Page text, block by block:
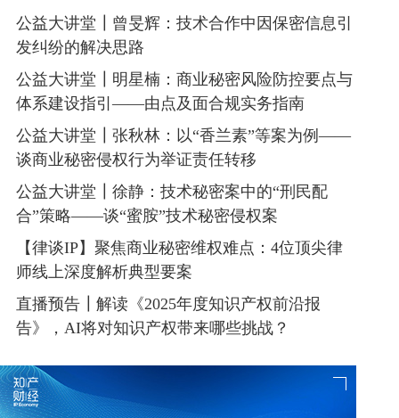
公益大讲堂┃曾旻辉：技术合作中因保密信息引
发纠纷的解决思路
公益大讲堂┃明星楠：商业秘密风险防控要点与
体系建设指引——由点及面合规实务指南
公益大讲堂┃张秋林：以“香兰素”等案为例——
谈商业秘密侵权行为举证责任转移
公益大讲堂┃徐静：技术秘密案中的“刑民配
合”策略——谈“蜜胺”技术秘密侵权案
【律谈IP】聚焦商业秘密维权难点：4位顶尖律
师线上深度解析典型要案
直播预告┃解读《2025年度知识产权前沿报
告》，AI将对知识产权带来哪些挑战？